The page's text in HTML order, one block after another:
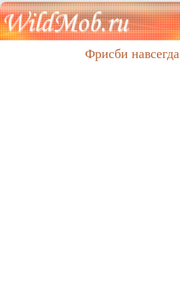
Фрисби навсегда